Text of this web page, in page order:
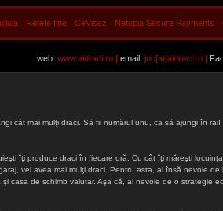
Retete fine CeVisez Netopia Secure Payments
web: www.aidraci.ro | email: joc[at]aidraci.ro |
cât mai mulţi draci. Să fii numărul unu, ca să ajungi în
îţi produce draci în fiecare oră. Cu cât îţi măreşti
vei avea mai mulţi draci. Pentru asta, ai însă nevoie
casa de schimb valutar. Aşa că, ai nevoie de o strategie